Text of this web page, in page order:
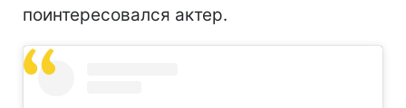
поинтересовался актер.